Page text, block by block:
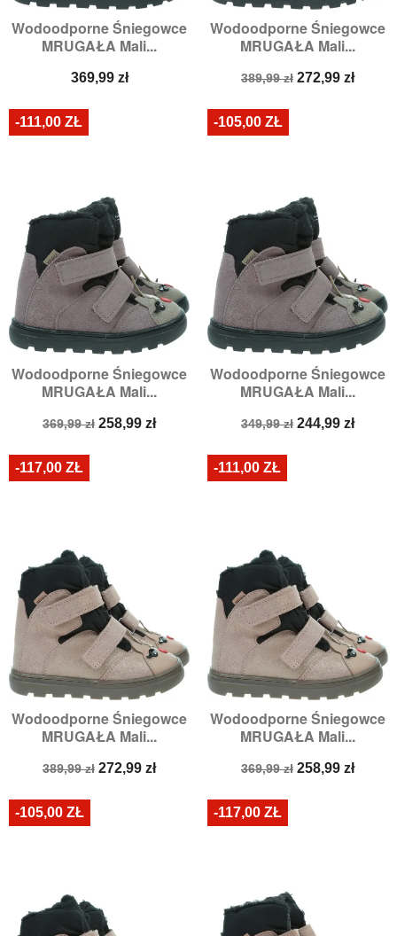
Wodoodporne Śniegowce
MRUGAŁA Mali...
Cena
369,99 zł
Wodoodporne Śniegowce
MRUGAŁA Mali...
Cena
389,99 zł Cena
272,99 zł
Wodoodporne Śniegowce
MRUGAŁA Mali...
Cena
369,99 zł Cena
258,99 zł
-111,00 ZŁ
Wodoodporne Śniegowce
MRUGAŁA Mali...
Cena
349,99 zł Cena
244,99 zł
-105,00 ZŁ
Wodoodporne Śniegowce
MRUGAŁA Mali...
Cena
389,99 zł Cena
272,99 zł
-117,00 ZŁ
Wodoodporne Śniegowce
MRUGAŁA Mali...
Cena
369,99 zł Cena
258,99 zł
-111,00 ZŁ
-105,00 ZŁ -117,00 ZŁ